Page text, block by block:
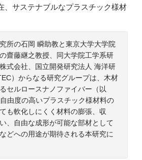
、サステナブルなプラスチック様材
所の石岡 瞬助教と東京大学大学院
齋藤継之教授、同大学院工学系研
式会社、国立開発研究法人 海洋研
）からなる研究グループは、木材
セルロースナノファイバー（以
由度の高いプラスチック様材料の
も軟化しにくく材料の膨張、収
、自由な成形が可能な部材として
どへの用途が期待される本研究に